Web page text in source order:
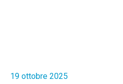
19 ottobre 2025